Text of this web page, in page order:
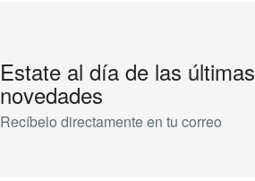
Estate al día de las últimas
novedades
Recíbelo directamente en tu correo